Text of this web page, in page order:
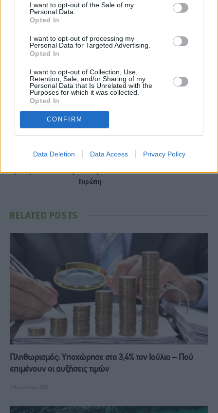
I want to opt-out of the Sale of my
Personal Data.
Opted In
I want to opt-out of processing my
Personal Data for Targeted Advertising.
Opted In
I want to opt-out of Collection, Use,
Retention, Sale, and/or Sharing of my
Personal Data that Is Unrelated with the
Purposes for which it was collected.
Opted In
CONFIRM
Data Deletion Data Access Privacy Policy
Δολάριο ΕΚΤ
FacebookTwitter PinterestLinkedIn
PREVIOUS ARTICLE
Η κινεζική Xpeng ξεκινά
επίσημα την παραγωγή
ηλεκτρικών αυτοκινήτων στην
Ευρώπη
NEXT ARTICLE
Κλήρωση Τζόκερ 16/9/2025:
Δείτε τους τυχερούς αριθμούς
RELATED POSTS
Πληθωρισμός: Υποχώρησε στο 3,4% τον Ιούλιο – Πού
επιμένουν οι αυξήσεις τιμών
7 Αυγούστου, 2026